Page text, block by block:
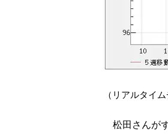
（リアルタイ
松田さんが